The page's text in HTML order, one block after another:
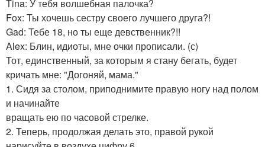
Tina: У тебя волшебная палочка?
Fox: Ты хочешь сестру своего лучшего друга?!
Gad: Тебе 18, но ты еще девственник?!!
Alex: Блин, идиоты, мне очки прописали. (с)
Тот, единственный, за которым я стану бегать, будет
кричать мне: "Догоняй, мама."
1. Сидя за столом, приподнимите правую ногу над полом
и начинайте
вращать ею по часовой стрелке.
2. Теперь, продолжая делать это, правой рукой